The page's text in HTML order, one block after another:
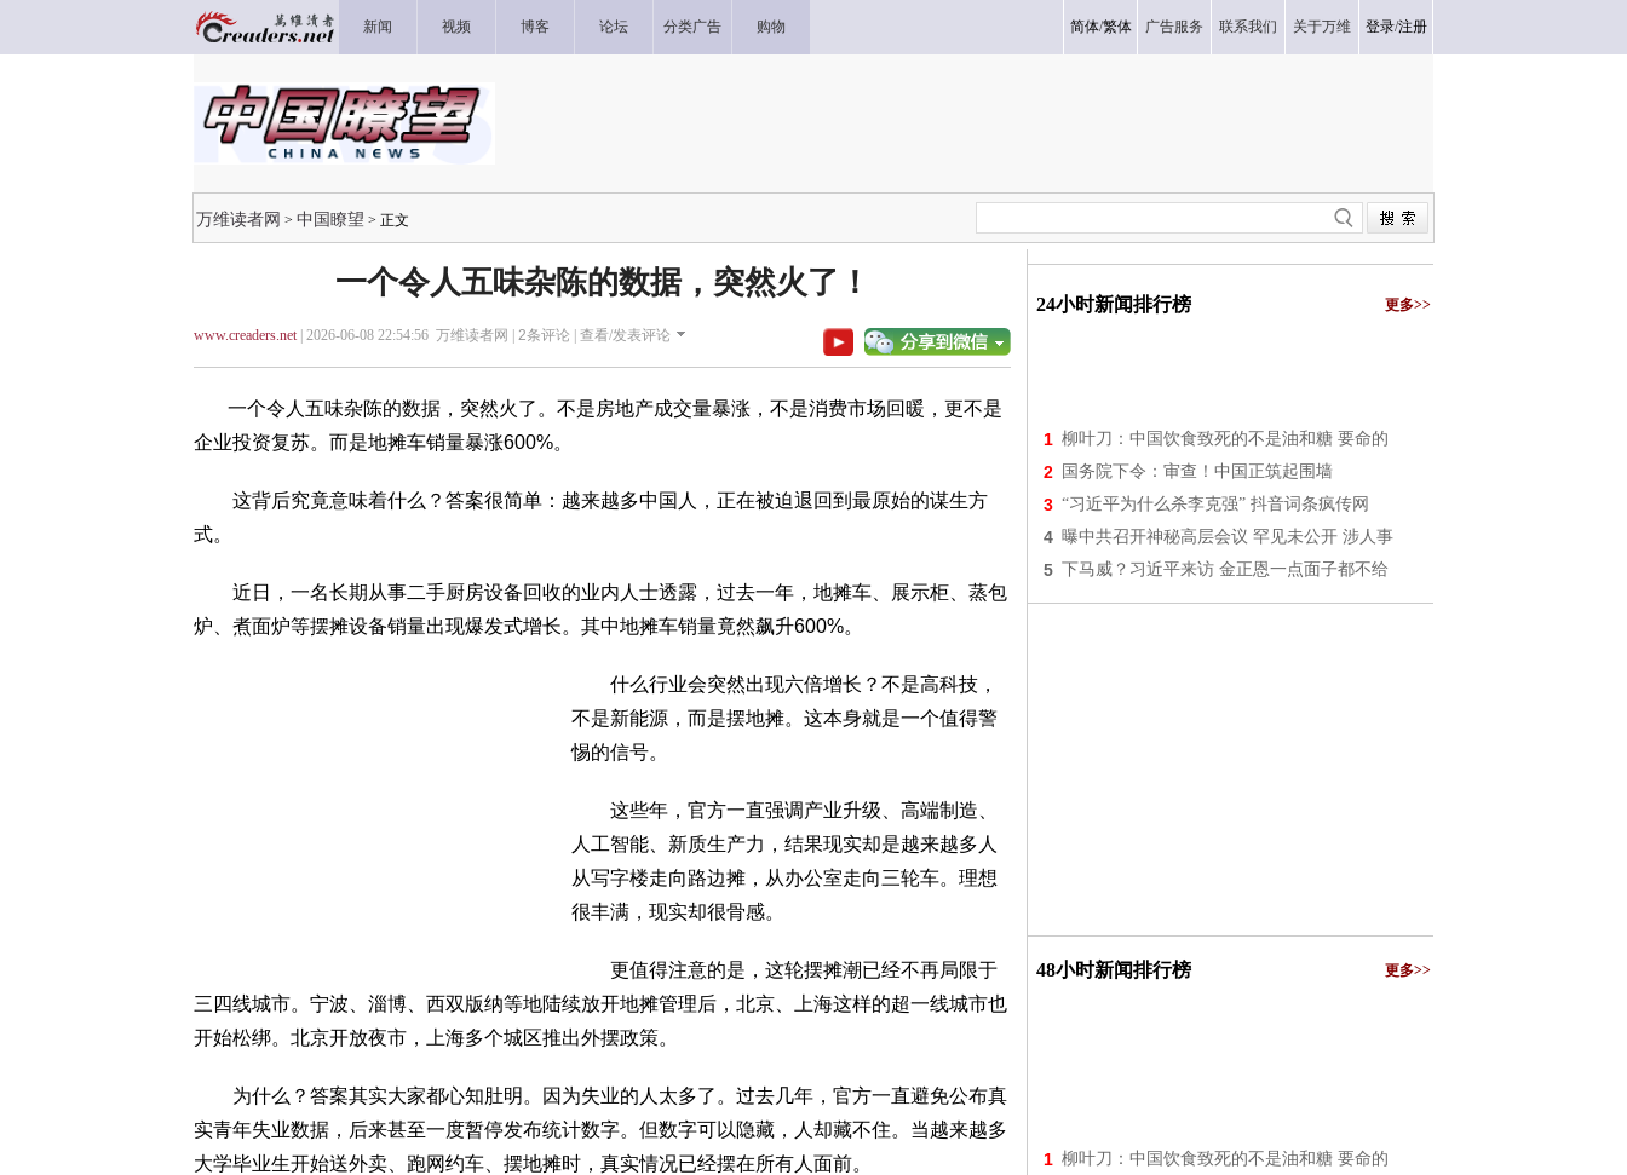
新闻 视频 博客 论坛 分类广告 购物 简体/繁体 广告服务 联系我们 关于万维 登录/注册
万维读者网 > 中国瞭望 > 正文
一个令人五味杂陈的数据，突然火了！
www.creaders.net| 2026-06-08 22:54:56 万维读者网 | 2条评论 | 查看/发表评论
一个令人五味杂陈的数据，突然火了。不是房地产成交量暴涨，不是消费市场回暖，更不是
企业投资复苏。而是地摊车销量暴涨600%。
这背后究竟意味着什么？答案很简单：越来越多中国人，正在被迫退回到最原始的谋生方
式。
近日，一名长期从事二手厨房设备回收的业内人士透露，过去一年，地摊车、展示柜、蒸包
炉、煮面炉等摆摊设备销量出现爆发式增长。其中地摊车销量竟然飙升600%。
什么行业会突然出现六倍增长？不是高科技，
不是新能源，而是摆地摊。这本身就是一个值得警
惕的信号。
这些年，官方一直强调产业升级、高端制造、
人工智能、新质生产力，结果现实却是越来越多人
从写字楼走向路边摊，从办公室走向三轮车。理想
很丰满，现实却很骨感。
更值得注意的是，这轮摆摊潮已经不再局限于
三四线城市。宁波、淄博、西双版纳等地陆续放开地摊管理后，北京、上海这样的超一线城市也
开始松绑。北京开放夜市，上海多个城区推出外摆政策。
为什么？答案其实大家都心知肚明。因为失业的人太多了。过去几年，官方一直避免公布真
实青年失业数据，后来甚至一度暂停发布统计数字。但数字可以隐藏，人却藏不住。当越来越多
大学毕业生开始送外卖、跑网约车、摆地摊时，真实情况已经摆在所有人面前。
24小时新闻排行榜 更多>>
1 柳叶刀：中国饮食致死的不是油和糖 要命的
2 国务院下令：审查！中国正筑起围墙
3 “习近平为什么杀李克强” 抖音词条疯传网
4 曝中共召开神秘高层会议 罕见未公开 涉人事
5 下马威？习近平来访 金正恩一点面子都不给
48小时新闻排行榜 更多>>
1 柳叶刀：中国饮食致死的不是油和糖 要命的